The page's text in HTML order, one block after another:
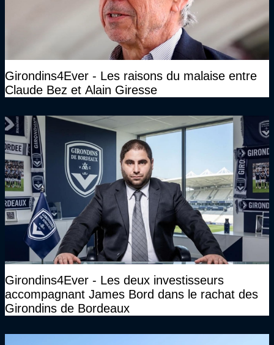
Girondins4Ever - Les raisons du malaise entre
Claude Bez et Alain Giresse
Girondins4Ever - Les deux investisseurs
accompagnant James Bord dans le rachat des
Girondins de Bordeaux